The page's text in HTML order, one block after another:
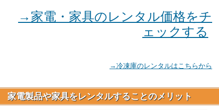
→家電・家具のレンタル価格をチ
ェックする
→冷凍庫のレンタルはこちらから
家電製品や家具をレンタルすることのメリット